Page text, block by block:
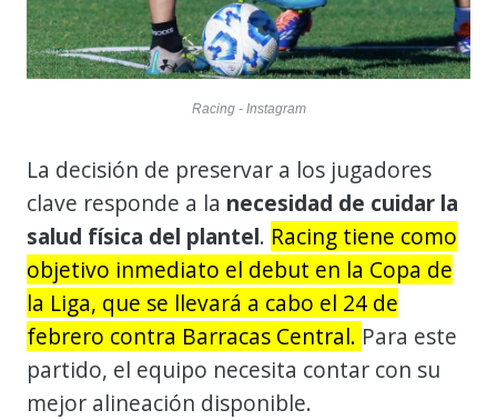
Racing - Instagram
La decisión de preservar a los jugadores
clave responde a la necesidad de cuidar la
salud física del plantel. Racing tiene como
objetivo inmediato el debut en la Copa de
la Liga, que se llevará a cabo el 24 de
febrero contra Barracas Central. Para este
partido, el equipo necesita contar con su
mejor alineación disponible.